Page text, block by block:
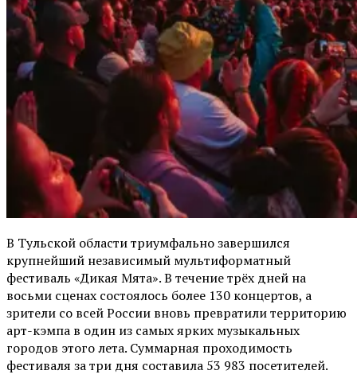
В Тульской области триумфально завершился
крупнейший независимый мультиформатный
фестиваль «Дикая Мята». В течение трёх дней на
восьми сценах состоялось более 130 концертов, а
зрители со всей России вновь превратили территорию
арт-кэмпа в один из самых ярких музыкальных
городов этого лета. Суммарная проходимость
фестиваля за три дня составила 53 983 посетителей.